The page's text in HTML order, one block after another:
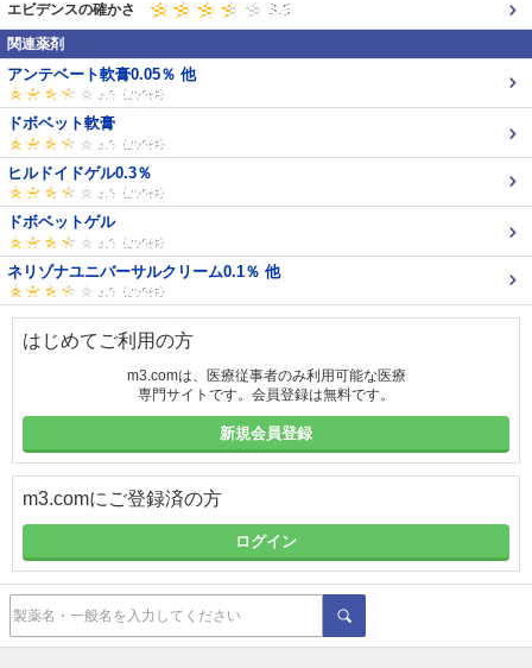
エビデンスの確かさ
関連薬剤
アンテベート軟膏0.05％ 他
ドボベット軟膏
ヒルドイドゲル0.3％
ドボベットゲル
ネリゾナユニバーサルクリーム0.1％ 他
はじめてご利用の方
m3.comは、医療従事者のみ利用可能な医療
専門サイトです。会員登録は無料です。
新規会員登録
m3.comにご登録済の方
ログイン